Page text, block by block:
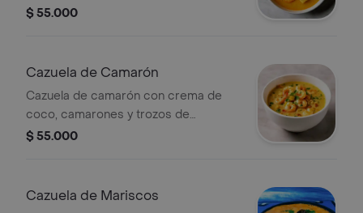
opciones de tamaño.
$ 55.000
Cazuela de Camarón
Cazuela de camarón con crema de
coco, camarones y trozos de
vegetales. Decorada con cilantro
$ 55.000
Cazuela de Mariscos